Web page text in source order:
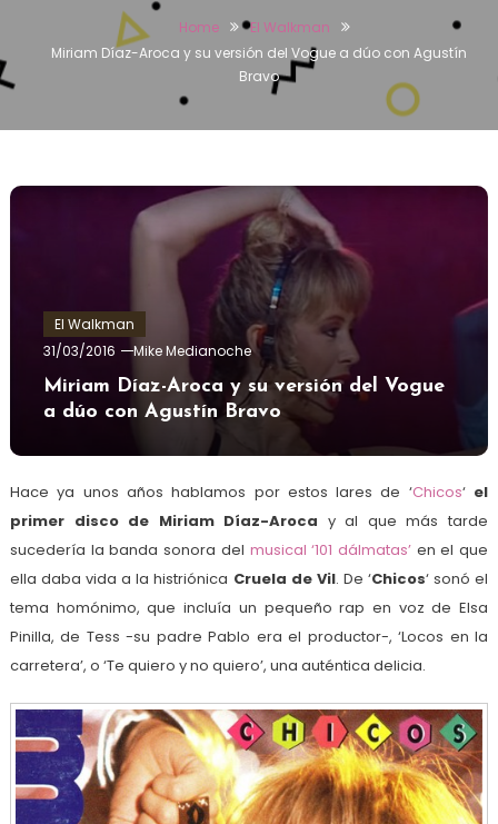
Home
El Walkman
Miriam Díaz-Aroca y su versión del Vogue a dúo con Agustín
Bravo
El Walkman
31/03/2016
Mike Medianoche
Miriam Díaz-Aroca y su versión del Vogue
a dúo con Agustín Bravo
Hace ya unos años hablamos por estos lares de ‘Chicos‘el
primer disco de Miriam Díaz-Aroca y al que más tarde
sucedería la banda sonora del musical ‘101 dálmatas’en el que
ella daba vida a la histriónica Cruela de Vil. De ‘Chicos‘ sonó el
tema homónimo, que incluía un pequeño rap en voz de Elsa
Pinilla, de Tess -su padre Pablo era el productor-, ‘Locos en la
carretera’, o ‘Te quiero y no quiero’, una auténtica delicia.